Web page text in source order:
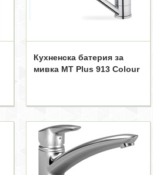
Кухненска батерия за
мивка MT Plus 913 Colour